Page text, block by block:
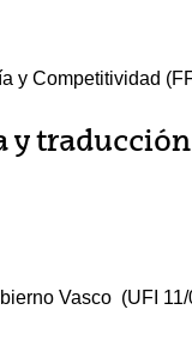
y Competitividad
Vasco (UFI 11/